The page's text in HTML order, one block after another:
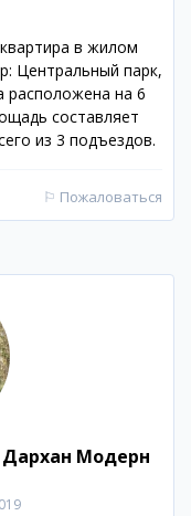
в жилом
Центральный парк,
на 6
составляет
из 3 подъездов.
⚐ Пожаловаться
Модерн